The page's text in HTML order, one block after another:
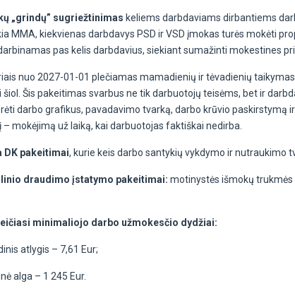
„grindų” sugriežtinimas keliems darbdaviams dirbantiems
MMA, kiekvienas darbdavys PSD ir VSD įmokas turės mokėti
pas kelis darbdavius, siekiant sumažinti mokestines
nuo 2027-01-01 plečiamas mamadienių ir tėvadienių
šiol. Šis pakeitimas svarbus ne tik darbuotojų teisėms, bet ir
darbo grafikus, pavadavimo tvarką, darbo krūvio
mokėjimą už laiką, kai darbuotojas faktiškai nedirba.
DK pakeitimai, kurie keis darbo santykių vykdymo ir nutraukimo
draudimo įstatymo pakeitimai: motinystės išmokų trukmės
minimaliojo darbo užmokesčio dydžiai:
atlygis – 7,61 Eur;
alga – 1 245 Eur.